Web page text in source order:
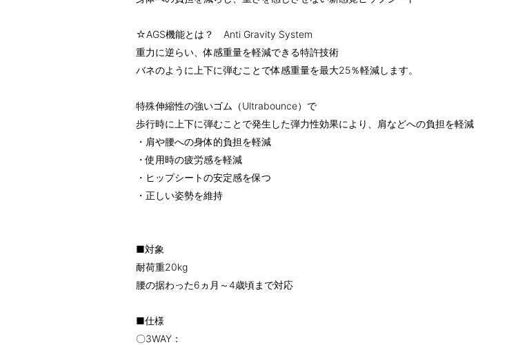
☆AGS機能とは？ Anti Gravity System
重力に逆らい、体感重量を軽減できる特許技術
バネのように上下に弾むことで体感重量を最大25％軽減します。
特殊伸縮性の強いゴム（Ultrabounce）で
歩行時に上下に弾むことで発生した弾力性効果により、肩などへの負担を軽減
・肩や腰への身体的負担を軽減
・使用時の疲労感を軽減
・ヒップシートの安定感を保つ
・正しい姿勢を維持
■対象
耐荷重20kg
腰の据わった6ヵ月～4歳頃まで対応
■仕様
〇3WAY：